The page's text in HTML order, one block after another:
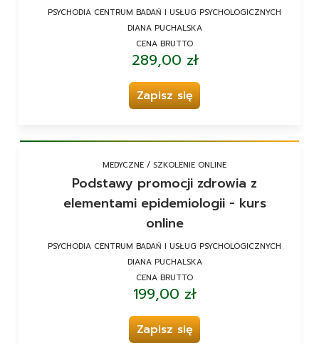
PSYCHODIA CENTRUM BADAŃ I USŁUG PSYCHOLOGICZNYCH
DIANA PUCHALSKA
CENA BRUTTO
289,00 zł
Zapisz się
MEDYCZNE / SZKOLENIE ONLINE
Podstawy promocji zdrowia z
elementami epidemiologii - kurs
online
PSYCHODIA CENTRUM BADAŃ I USŁUG PSYCHOLOGICZNYCH
DIANA PUCHALSKA
CENA BRUTTO
199,00 zł
Zapisz się